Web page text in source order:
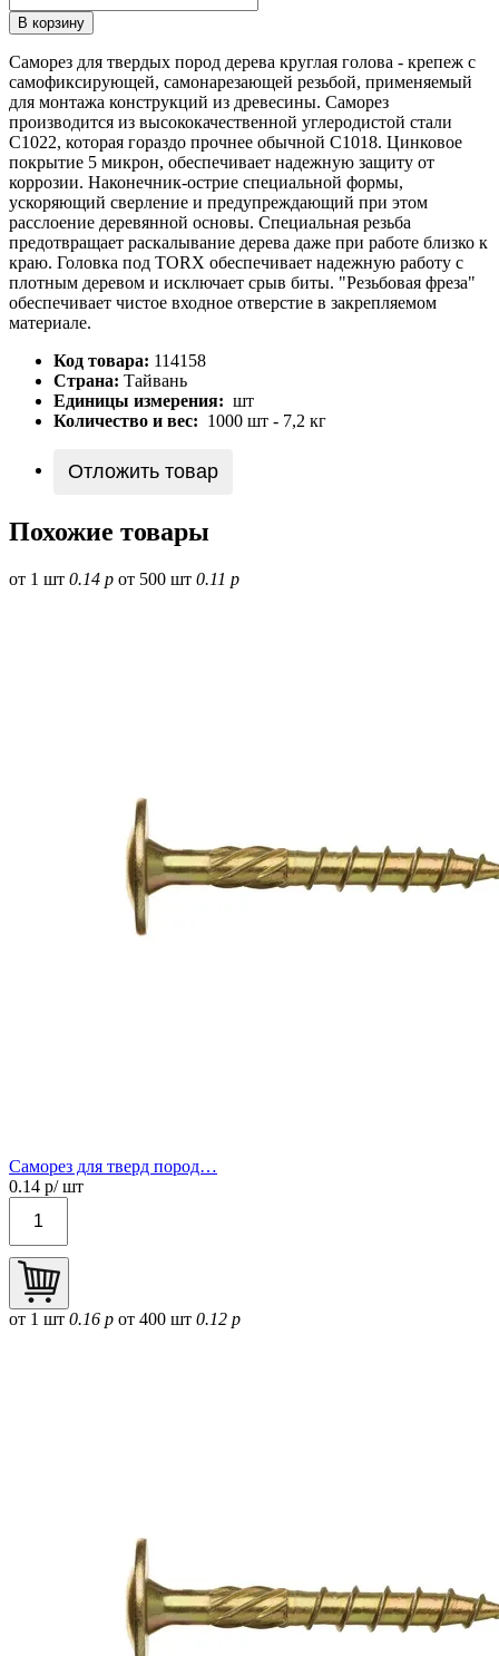
В корзину
Саморез для твердых пород дерева круглая голова - крепеж с
самофиксирующей, самонарезающей резьбой, применяемый
для монтажа конструкций из древесины. Саморез
производится из высококачественной углеродистой стали
С1022, которая гораздо прочнее обычной С1018. Цинковое
покрытие 5 микрон, обеспечивает надежную защиту от
коррозии. Наконечник-острие специальной формы,
ускоряющий сверление и предупреждающий при этом
расслоение деревянной основы. Специальная резьба
предотвращает раскалывание дерева даже при работе близко к
краю. Головка под TORX обеспечивает надежную работу с
плотным деревом и исключает срыв биты. "Резьбовая фреза"
обеспечивает чистое входное отверстие в закрепляемом
материале.
Код товара: 114158
Страна: Тайвань
Единицы измерения: шт
Количество и вес: 1000 шт - 7,2 кг
Отложить товар
Похожие товары
от 1 шт 0.14 р от 500 шт 0.11 р
Саморез для тверд пород…
0.14 р/ шт
от 1 шт 0.16 р от 400 шт 0.12 р